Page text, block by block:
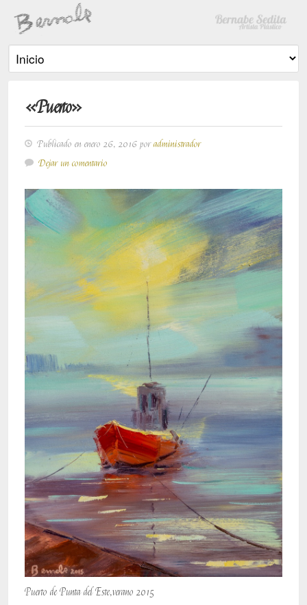
«Puerto»
Publicado en enero 26, 2016 poradministrador
Dejar un comentario
Puerto de Punta del Este,verano 2015